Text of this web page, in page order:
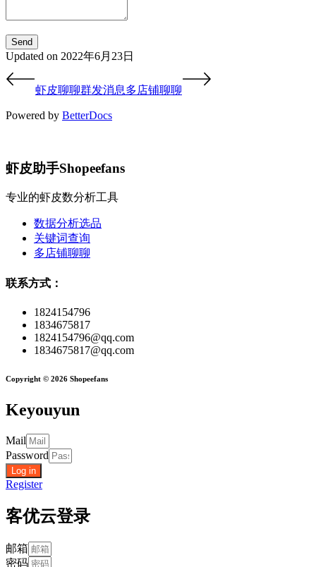
Updated on 2022年6月23日
虾皮聊聊群发消息多店铺聊聊
Powered by BetterDocs
虾皮助手Shopeefans
专业的虾皮数分析工具
数据分析选品
关键词查询
多店铺聊聊
联系方式：
1824154796
1834675817
1824154796@qq.com
1834675817@qq.com
Copyright © 2026 Shopeefans
Keyouyun
Mail
Password
Log in
Register
客优云登录
邮箱
密码